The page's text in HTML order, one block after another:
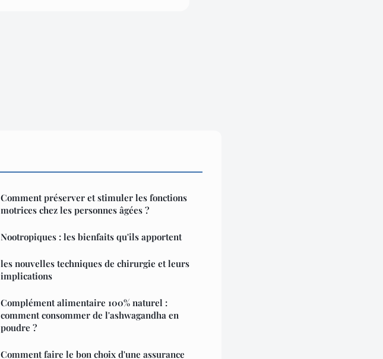
Comment préserver et stimuler les fonctions
motrices chez les personnes âgées ?
Nootropiques : les bienfaits qu'ils apportent
les nouvelles techniques de chirurgie et leurs
implications
Complément alimentaire 100% naturel :
comment consommer de l'ashwagandha en
poudre ?
Comment faire le bon choix d'une assurance